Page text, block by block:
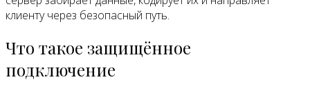
клиенту через безопасный путь.
Что такое защищённое
подключение